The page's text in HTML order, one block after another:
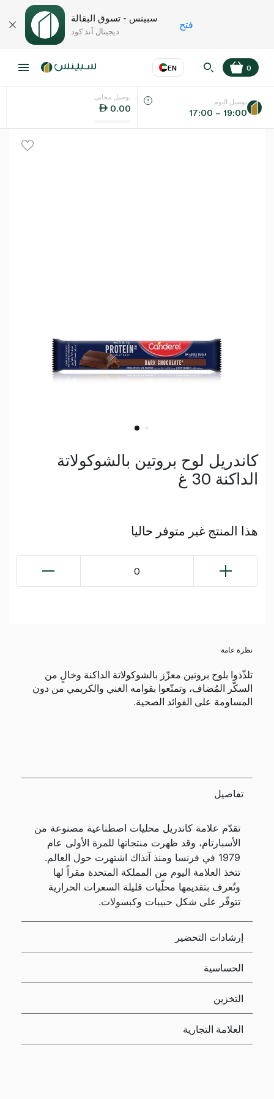
سبينس - تسوق البقالة
ديجيتال آند كود
فتح
EN
اللغة عر
0
توصيل مجاني
0.00
توصيل اليوم
17:00 – 19:00
كاندريل لوح بروتين بالشوكولاتة
الداكنة 30 غ
هذا المنتج غير متوفر حاليا
0
نظرة عامة
تلذّذوا بلوح بروتين معزّز بالشوكولاتة الداكنة وخالٍ من
السكّر المُضاف، وتمتّعوا بقوامه الغني والكريمي من دون
المساومة على الفوائد الصحية.
تفاصيل
تقدّم علامة كاندريل محليات اصطناعية مصنوعة من
الأسبارتام، وقد ظهرت منتجاتها للمرة الأولى عام
1979 في فرنسا ومنذ آنذاك اشتهرت حول العالم.
تتخذ العلامة اليوم من المملكة المتحدة مقراً لها
وتُعرف بتقديمها محلّيات قليلة السعرات الحرارية
تتوفّر على شكل حبيبات وكبسولات.
إرشادات التحضير
الحساسية
التخزين
العلامة التجارية